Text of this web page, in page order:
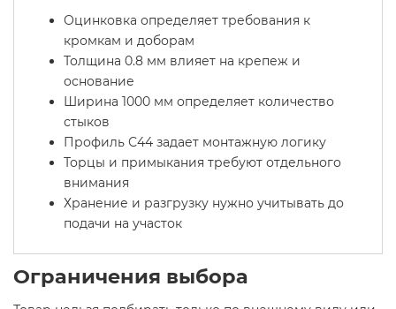
Оцинковка определяет требования к
кромкам и доборам
Толщина 0.8 мм влияет на крепеж и
основание
Ширина 1000 мм определяет количество
стыков
Профиль С44 задает монтажную логику
Торцы и примыкания требуют отдельного
внимания
Хранение и разгрузку нужно учитывать до
подачи на участок
Ограничения выбора